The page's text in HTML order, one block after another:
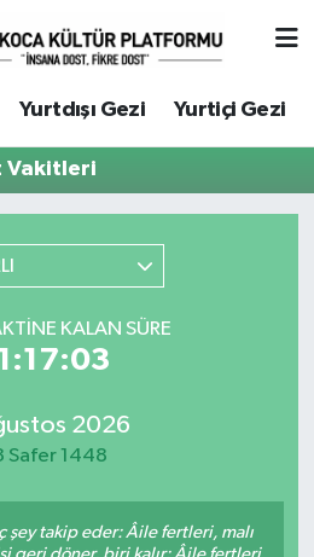
Yurtdışı Gezi Yurtiçi Gezi
Vakitleri
KALAN SÜRE
2026
Safer 1448
şey takip eder: Âile fertleri, malı
Haritası
ve Fikstür